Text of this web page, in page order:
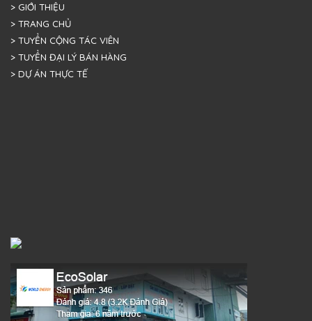
> GIỚI THIỆU
> TRANG CHỦ
> TUYỂN CỘNG TÁC VIÊN
> TUYỂN ĐẠI LÝ BÁN HÀNG
> DỰ ÁN THỰC TẾ